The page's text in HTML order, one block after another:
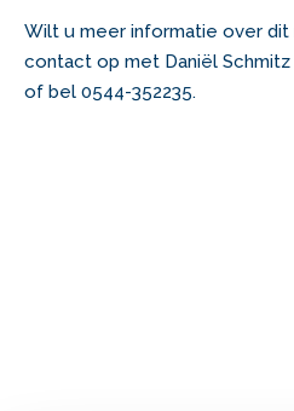
Wilt u meer informatie over dit
contact op met Daniël
of bel 0544-352235.